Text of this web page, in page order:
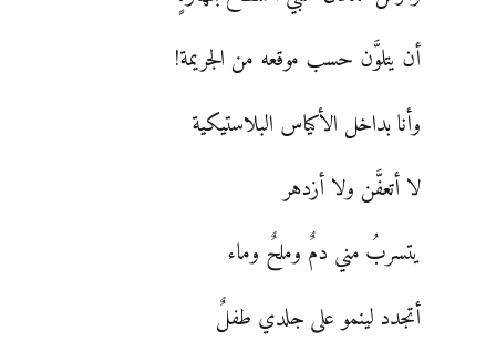
أن يتلوَّن حسب موقعه من الجريمة!
وأنا بداخل الأكياس البلاستيكية
لا أتعفَّن ولا أزدهر
يتسربُ مني دمٌ وملحٌ وماء
أتجدد لينمو على جلدي طفلٌ